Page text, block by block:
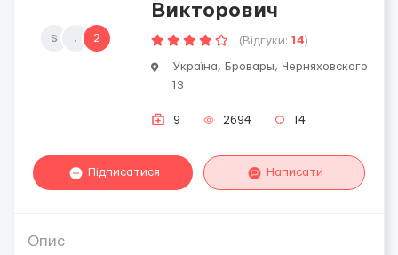
s . 2
Викторович
(Відгуки: 14)
Україна, Бровары, Черняховского
13
9 2694 14
Підписатися Написати
Опис